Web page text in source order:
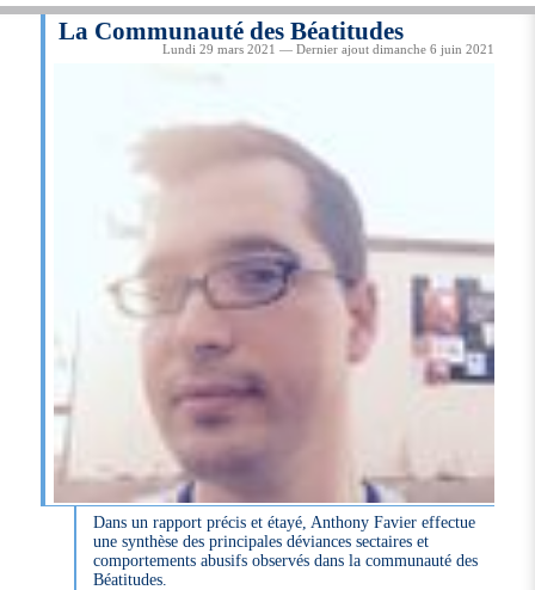
La Communauté des Béatitudes
Lundi 29 mars 2021 — Dernier ajout dimanche 6 juin 2021
Dans un rapport précis et étayé, Anthony Favier effectue
une synthèse des principales déviances sectaires et
comportements abusifs observés dans la communauté des
Béatitudes.